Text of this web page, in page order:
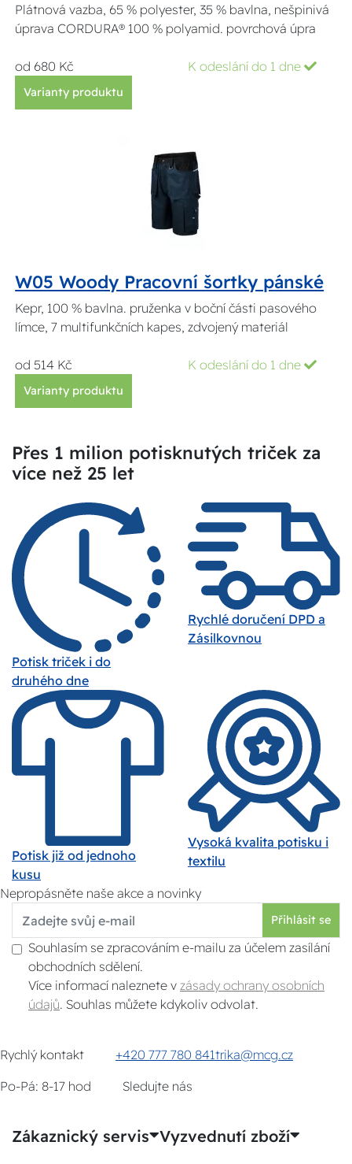
Plátnová vazba, 65 % polyester, 35 % bavlna, nešpinivá
úprava CORDURA® 100 % polyamid. povrchová úpra
od 680 Kč K odeslání do 1 dne
Varianty produktu
W05 Woody Pracovní šortky pánské
Kepr, 100 % bavlna. pruženka v boční části pasového
límce, 7 multifunkčních kapes, zdvojený materiál
od 514 Kč K odeslání do 1 dne
Varianty produktu
Přes 1 milion potisknutých triček za
více než 25 let
Potisk triček i do
druhého dne
Rychlé doručení DPD a
Zásilkovnou
Potisk již od jednoho
kusu
Vysoká kvalita potisku i
textilu
Nepropásněte naše akce a novinky
Přihlásit se
Souhlasím se zpracováním e-mailu za účelem zasílání
obchodních sdělení.
Více informací naleznete v zásady ochrany osobních
údajů . Souhlas můžete kdykoliv odvolat.
Rychlý kontakt +420 777 780 841trika@mcg.cz
Po-Pá: 8-17 hod
Sledujte nás
Zákaznický servis Vyzvednutí zboží